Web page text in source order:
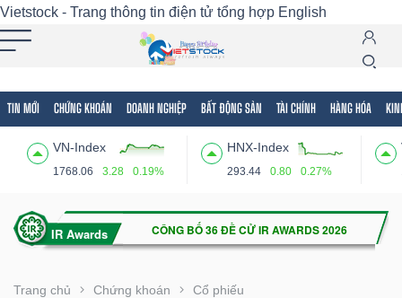
Vietstock - Trang thông tin điện tử tổng hợp English
TIN MỚI CHỨNG KHOÁN DOANH NGHIỆP BẤT ĐỘNG SẢN TÀI CHÍNH HÀNG HÓA
VN-Index
1768.06 3.28 0.19%
HNX-Index
293.44 0.80 0.27%
Trang chủ Chứng khoán Cổ phiếu
Tất cả Tính năng Ngành Mã chứng khoán
Tính
(-)
VIETSTOCK